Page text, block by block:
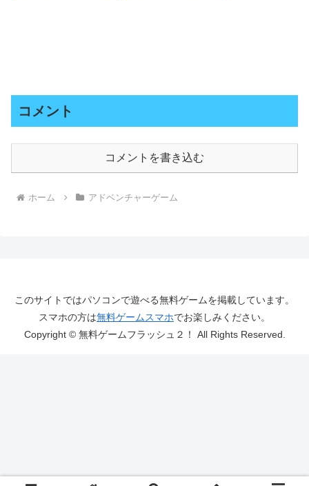
コメント
コメントを書き込む
ホーム アドベンチャーゲーム
このサイトではパソコンで遊べる無料ゲームを掲載しています。
スマホの方は無料ゲームスマホでお楽しみください。
Copyright © 無料ゲームフラッシュ２！ All Rights Reserved.